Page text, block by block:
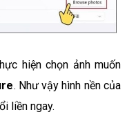
hiện chọn ảnh muốn
. Như vậy hình nền của
liền ngay.